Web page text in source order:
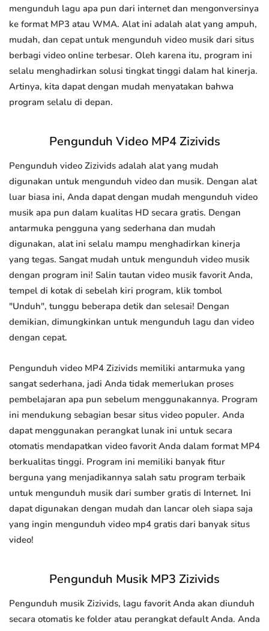
mengunduh lagu apa pun dari internet dan mengonversinya
ke format MP3 atau WMA. Alat ini adalah alat yang ampuh,
mudah, dan cepat untuk mengunduh video musik dari situs
berbagi video online terbesar. Oleh karena itu, program ini
selalu menghadirkan solusi tingkat tinggi dalam hal kinerja.
Artinya, kita dapat dengan mudah menyatakan bahwa
program selalu di depan.
Pengunduh Video MP4 Zizivids
Pengunduh video Zizivids adalah alat yang mudah
digunakan untuk mengunduh video dan musik. Dengan alat
luar biasa ini, Anda dapat dengan mudah mengunduh video
musik apa pun dalam kualitas HD secara gratis. Dengan
antarmuka pengguna yang sederhana dan mudah
digunakan, alat ini selalu mampu menghadirkan kinerja
yang tegas. Sangat mudah untuk mengunduh video musik
dengan program ini! Salin tautan video musik favorit Anda,
tempel di kotak di sebelah kiri program, klik tombol
"Unduh", tunggu beberapa detik dan selesai! Dengan
demikian, dimungkinkan untuk mengunduh lagu dan video
dengan cepat.
Pengunduh video MP4 Zizivids memiliki antarmuka yang
sangat sederhana, jadi Anda tidak memerlukan proses
pembelajaran apa pun sebelum menggunakannya. Program
ini mendukung sebagian besar situs video populer. Anda
dapat menggunakan perangkat lunak ini untuk secara
otomatis mendapatkan video favorit Anda dalam format MP4
berkualitas tinggi. Program ini memiliki banyak fitur
berguna yang menjadikannya salah satu program terbaik
untuk mengunduh musik dari sumber gratis di Internet. Ini
dapat digunakan dengan mudah dan lancar oleh siapa saja
yang ingin mengunduh video mp4 gratis dari banyak situs
video!
Pengunduh Musik MP3 Zizivids
Pengunduh musik Zizivids, lagu favorit Anda akan diunduh
secara otomatis ke folder atau perangkat default Anda. Anda